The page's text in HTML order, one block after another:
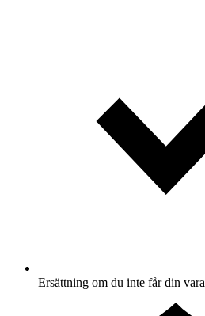
Ersättning om du inte får din vara